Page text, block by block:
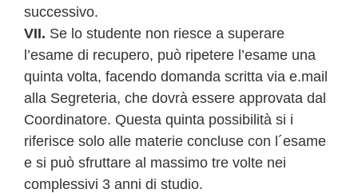
successivo.
VII. Se lo studente non riesce a superare
l’esame di recupero, può ripetere l’esame una
quinta volta, facendo domanda scritta via e.mail
alla Segreteria, che dovrà essere approvata dal
Coordinatore. Questa quinta possibilità si i
riferisce solo alle materie concluse con l´esame
e si può sfruttare al massimo tre volte nei
complessivi 3 anni di studio.